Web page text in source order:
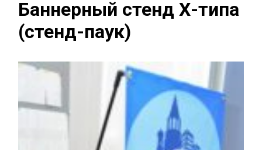
Баннерный стенд Х-типа
(стенд-паук)